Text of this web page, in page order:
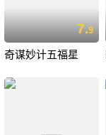
7.9
奇谋妙计五福星